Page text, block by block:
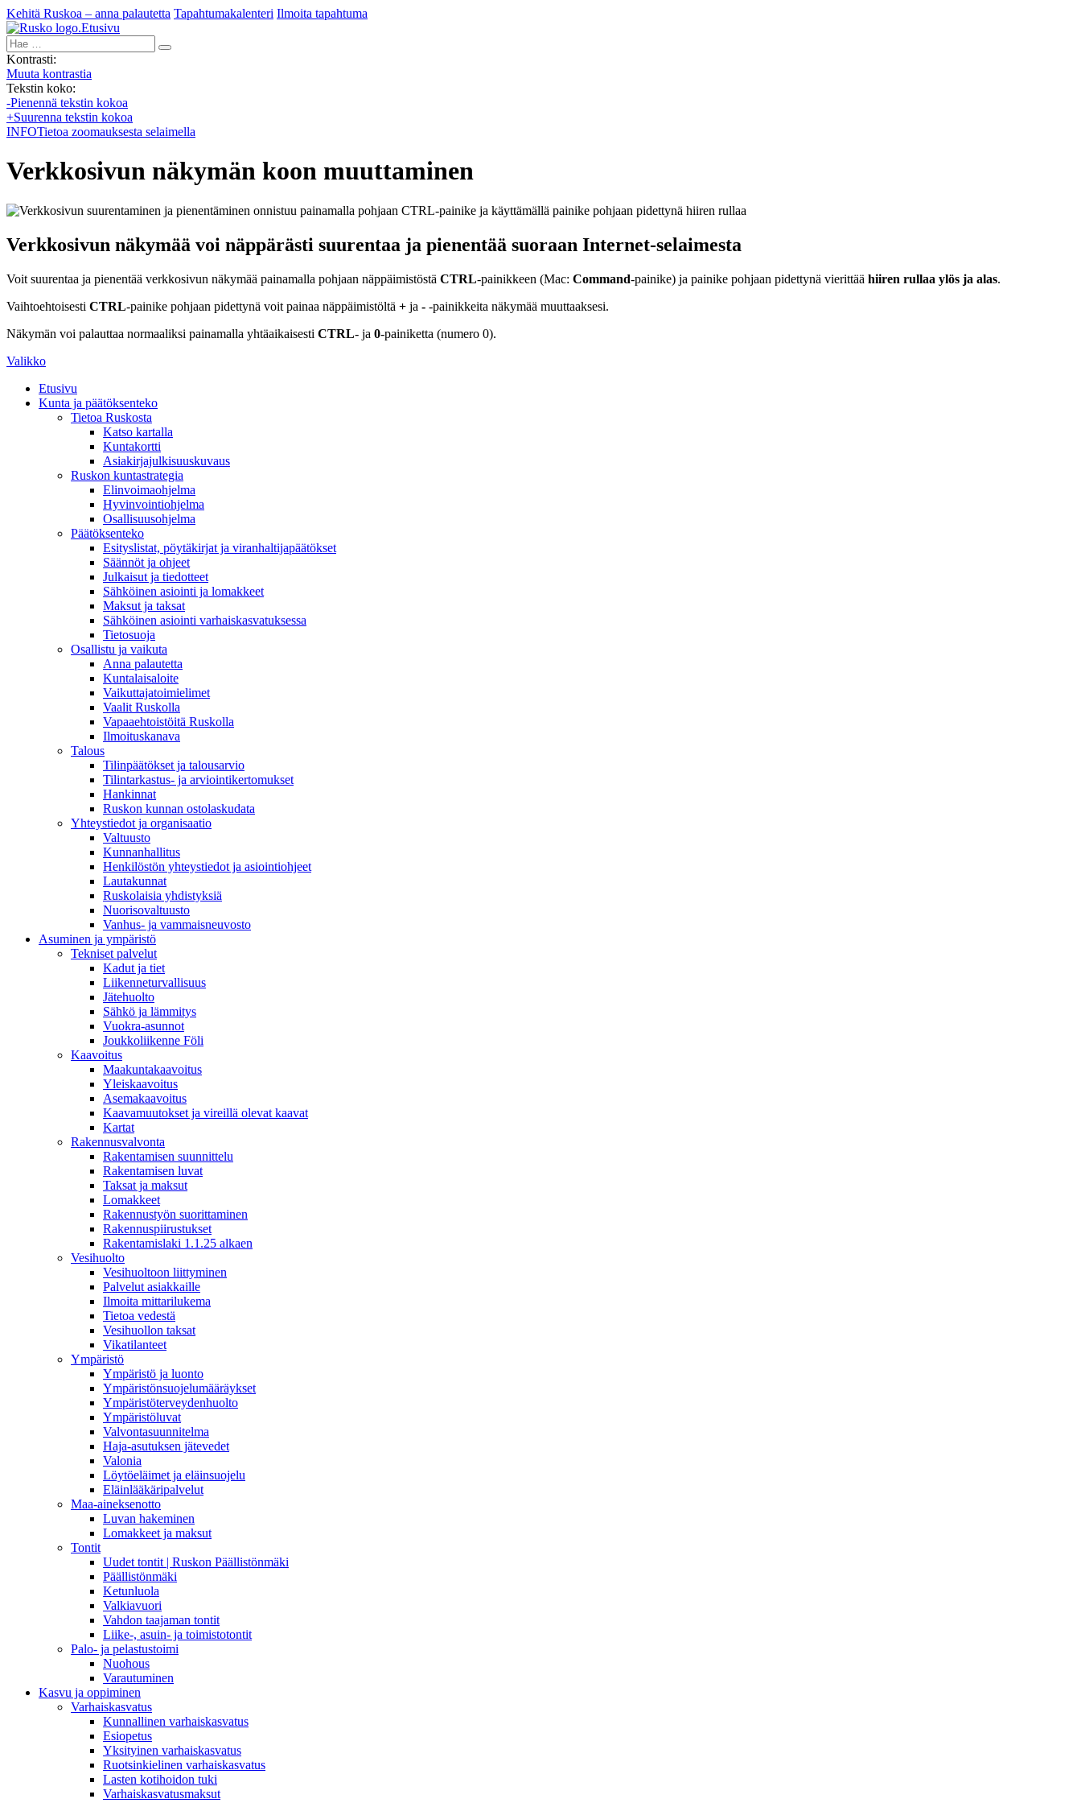
Kehitä Ruskoa – anna palautetta Tapahtumakalenteri Ilmoita tapahtuma
Etusivu
Hae:
Kontrasti:
Muuta kontrastia
Tekstin koko:
-Pienennä tekstin kokoa
+Suurenna tekstin kokoa
INFOTietoa zoomauksesta selaimella
Verkkosivun näkymän koon muuttaminen
Verkkosivun näkymää voi näppärästi suurentaa ja pienentää suoraan Internet-selaimesta
Voit suurentaa ja pienentää verkkosivun näkymää painamalla pohjaan näppäimistöstä CTRL-painikkeen (Mac: Command-painike) ja painike pohjaan pidettynä vierittää hiiren rullaa ylös ja alas.
Vaihtoehtoisesti CTRL-painike pohjaan pidettynä voit painaa näppäimistöltä + ja - -painikkeita näkymää muuttaaksesi.
Näkymän voi palauttaa normaaliksi painamalla yhtäaikaisesti CTRL- ja 0-painiketta (numero 0).
Valikko
Etusivu
Kunta ja päätöksenteko
Tietoa Ruskosta
Katso kartalla
Kuntakortti
Asiakirjajulkisuuskuvaus
Ruskon kuntastrategia
Elinvoimaohjelma
Hyvinvointiohjelma
Osallisuusohjelma
Päätöksenteko
Esityslistat, pöytäkirjat ja viranhaltijapäätökset
Säännöt ja ohjeet
Julkaisut ja tiedotteet
Sähköinen asiointi ja lomakkeet
Maksut ja taksat
Sähköinen asiointi varhaiskasvatuksessa
Tietosuoja
Osallistu ja vaikuta
Anna palautetta
Kuntalaisaloite
Vaikuttajatoimielimet
Vaalit Ruskolla
Vapaaehtoistöitä Ruskolla
Ilmoituskanava
Talous
Tilinpäätökset ja talousarvio
Tilintarkastus- ja arviointikertomukset
Hankinnat
Ruskon kunnan ostolaskudata
Yhteystiedot ja organisaatio
Valtuusto
Kunnanhallitus
Henkilöstön yhteystiedot ja asiointiohjeet
Lautakunnat
Ruskolaisia yhdistyksiä
Nuorisovaltuusto
Vanhus- ja vammaisneuvosto
Asuminen ja ympäristö
Tekniset palvelut
Kadut ja tiet
Liikenneturvallisuus
Jätehuolto
Sähkö ja lämmitys
Vuokra-asunnot
Joukkoliikenne Föli
Kaavoitus
Maakuntakaavoitus
Yleiskaavoitus
Asemakaavoitus
Kaavamuutokset ja vireillä olevat kaavat
Kartat
Rakennusvalvonta
Rakentamisen suunnittelu
Rakentamisen luvat
Taksat ja maksut
Lomakkeet
Rakennustyön suorittaminen
Rakennuspiirustukset
Rakentamislaki 1.1.25 alkaen
Vesihuolto
Vesihuoltoon liittyminen
Palvelut asiakkaille
Ilmoita mittarilukema
Tietoa vedestä
Vesihuollon taksat
Vikatilanteet
Ympäristö
Ympäristö ja luonto
Ympäristönsuojelumääräykset
Ympäristöterveydenhuolto
Ympäristöluvat
Valvontasuunnitelma
Haja-asutuksen jätevedet
Valonia
Löytöeläimet ja eläinsuojelu
Eläinlääkäripalvelut
Maa-aineksenotto
Luvan hakeminen
Lomakkeet ja maksut
Tontit
Uudet tontit | Ruskon Päällistönmäki
Päällistönmäki
Ketunluola
Valkiavuori
Vahdon taajaman tontit
Liike-, asuin- ja toimistotontit
Palo- ja pelastustoimi
Nuohous
Varautuminen
Kasvu ja oppiminen
Varhaiskasvatus
Kunnallinen varhaiskasvatus
Esiopetus
Yksityinen varhaiskasvatus
Ruotsinkielinen varhaiskasvatus
Lasten kotihoidon tuki
Varhaiskasvatusmaksut